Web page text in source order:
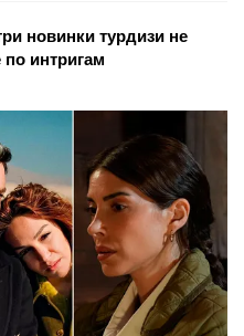
новинки турдизи не
интригам